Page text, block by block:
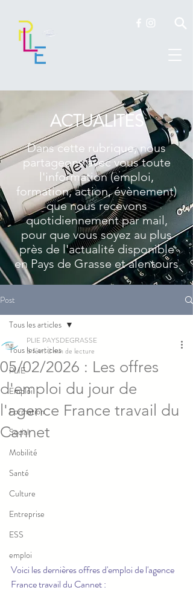
ACTUALITES
Dans cette rubrique, nous
partageons avec vous toute
l'information (emploi,
formation, action, évènement)
que nous recevons
quotidiennement par mail,
pour que vous soyez au plus
près de l'actualité disponible
en Pays de Grasse et alentours
Post
Tous les articles
PLIE
Emploi
Formation
Social
Mobilité
Santé
Culture
Entreprise
ESS
emploi
Tous les articles
05/02/2026 : Les offres
d'emploi du jour de
l'agence France travail du
Cannet
PLIE PAYSDEGRASSE
5 févr.2 min de lecture
Voici les dernières offres d'emploi de l'agence
France travail du Cannet :